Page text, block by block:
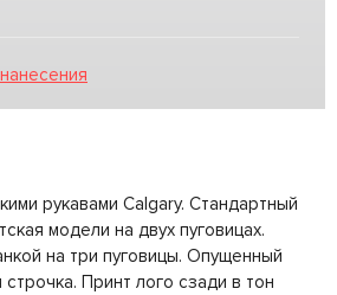
рукавами Calgary. Стандартный
модели на двух пуговицах.
на три пуговицы. Опущенный
Принт лого сзади в тон